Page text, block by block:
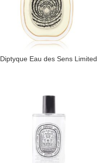
Diptyque Eau des Sens Limited